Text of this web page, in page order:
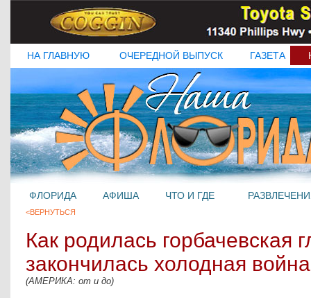
НА ГЛАВНУЮ ОЧЕРЕДНОЙ ВЫПУСК ГАЗЕТА
ФЛОРИДА АФИША ЧТО И ГДЕ
<ВЕРНУТЬСЯ
Как родилась горбачевская
закончилась холодная война
(АМЕРИКА: от и до)